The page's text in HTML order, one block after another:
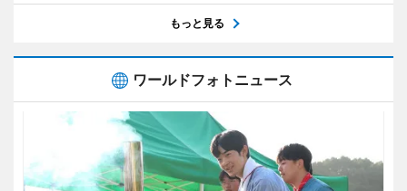
もっと見る
ワールドフォトニュース